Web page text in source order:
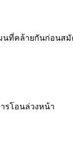
นที่คล้ายกันก่อนสมั
รโอนล่วงหน้า